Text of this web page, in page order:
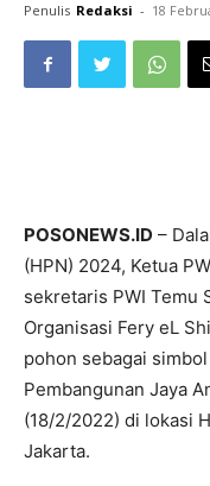
Penulis Redaksi - 18
POSONEWS.ID –
(HPN) 2024, Ketua
sekretaris PWI Temu
Organisasi Fery eL
pohon sebagai
Pembangunan Jaya
(18/2/2022) di lokasi
Jakarta.